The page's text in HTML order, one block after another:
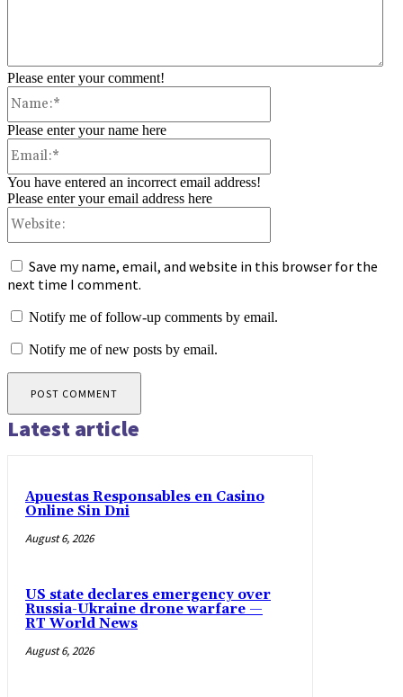
Please enter your comment!
Please enter your name here
You have entered an incorrect email address!
Please enter your email address here
Save my name, email, and website in this browser for the
next time I comment.
Notify me of follow-up comments by email.
Notify me of new posts by email.
Latest article
Apuestas Responsables en Casino
Online Sin Dni
August 6, 2026
US state declares emergency over
Russia-Ukraine drone warfare —
RT World News
August 6, 2026